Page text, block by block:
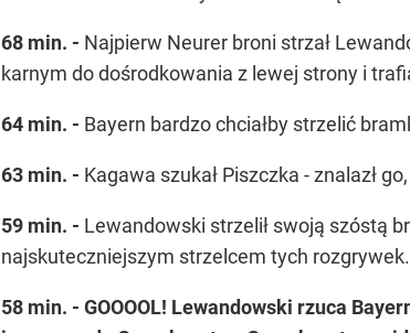
68 min. - Najpierw Neurer broni strzał
karnym do dośrodkowania z lewej strony i
64 min. - Bayern bardzo chciałby strzelić
63 min. - Kagawa szukał Piszczka - znalazł
59 min. - Lewandowski strzelił swoją szóstą
najskuteczniejszym strzelcem tych rozgrywek.
58 min. - GOOOOL! Lewandowski rzuca